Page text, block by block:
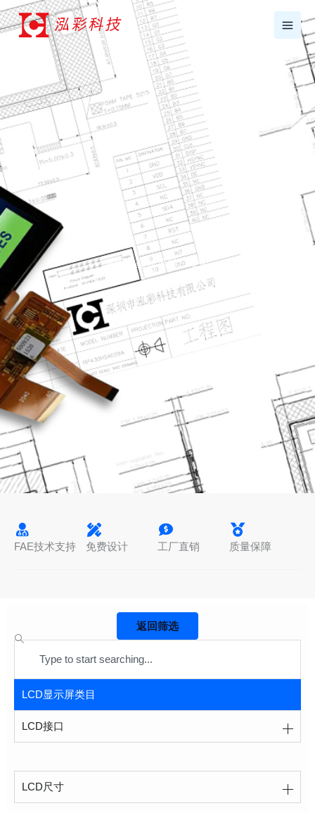
跳
至
IPS液晶显示屏1.69寸
FAE技术支持 免费设计 工厂直销 质量保障
返回筛选
LCD显示屏类目
LCD接口
LCD尺寸